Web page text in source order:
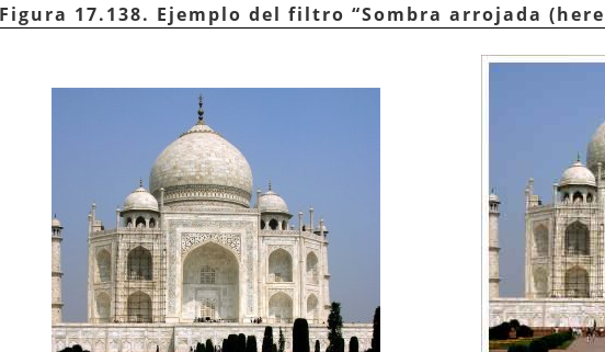
Figura 17.138. Ejemplo del filtro “Sombra arrojada